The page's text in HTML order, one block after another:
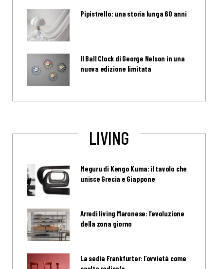
Pipistrello: una storia lunga 60 anni
Il Ball Clock di George Nelson in una
nuova edizione limitata
LIVING
Meguru di Kengo Kuma: il tavolo che
unisce Grecia e Giappone
Arredi living Maronese: l’evoluzione
della zona giorno
La sedia Frankfurter: l’ovvietà come